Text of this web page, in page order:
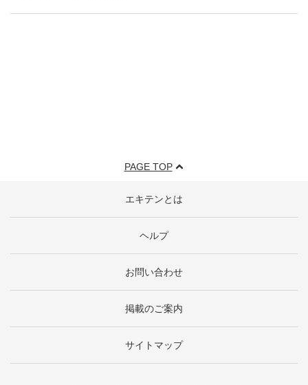
PAGE TOP
エキテンとは
ヘルプ
お問い合わせ
掲載のご案内
サイトマップ